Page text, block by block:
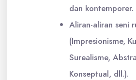
dan kontemporer.
Aliran-aliran seni
(Impresionisme,
Surealisme,
Konseptual, dll.).